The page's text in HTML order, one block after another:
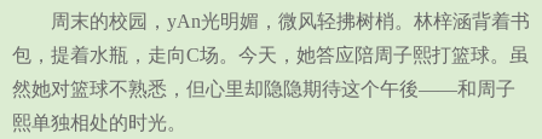
周末的校园，yAn光明媚，微风轻拂树梢。林梓涵背着书
包，提着水瓶，走向C场。今天，她答应陪周子熙打篮球。虽
然她对篮球不熟悉，但心里却隐隐期待这个午後——和周子
熙单独相处的时光。